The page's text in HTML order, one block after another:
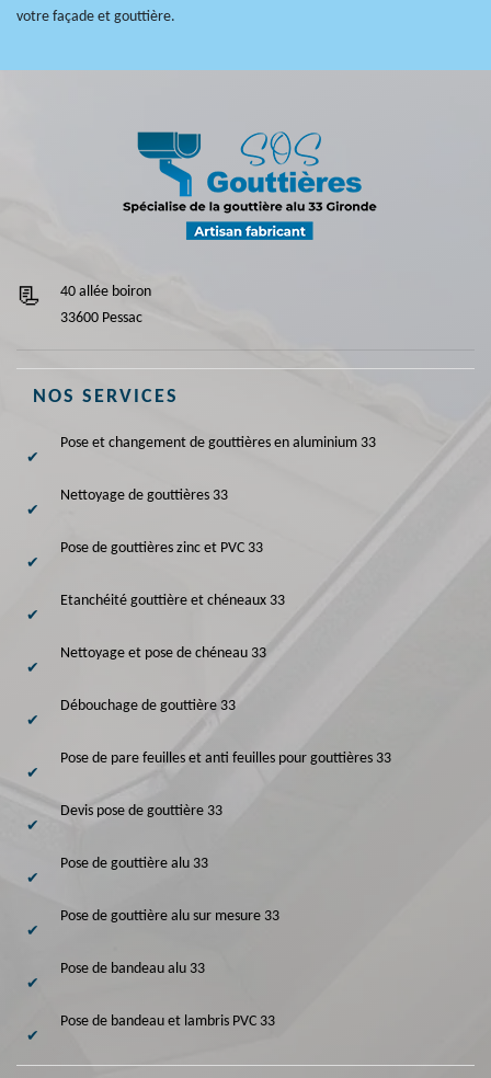
votre façade et gouttière.
40 allée boiron
33600 Pessac
NOS SERVICES
Pose et changement de gouttières en aluminium 33
Nettoyage de gouttières 33
Pose de gouttières zinc et PVC 33
Etanchéité gouttière et chéneaux 33
Nettoyage et pose de chéneau 33
Débouchage de gouttière 33
Pose de pare feuilles et anti feuilles pour gouttières 33
Devis pose de gouttière 33
Pose de gouttière alu 33
Pose de gouttière alu sur mesure 33
Pose de bandeau alu 33
Pose de bandeau et lambris PVC 33